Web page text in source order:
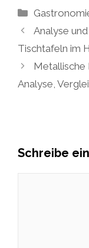
Kategorien
Analyse
Tischtafeln im
Analyse,
Schreibe